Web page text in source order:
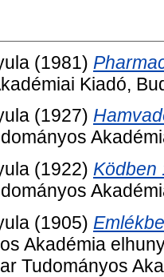
(1981)
Kiadó,
(1927)
(1922) Ködben
(1905)
Akadémia
Tudományos